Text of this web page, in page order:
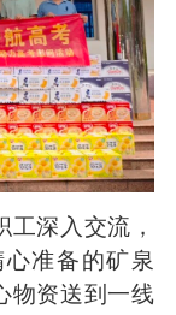
深入交流，
准备的矿泉
物资送到一线